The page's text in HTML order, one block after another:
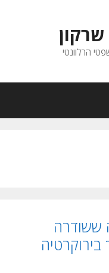
שרקון
הרלוונטי
ששודרה
בירוקרטיה